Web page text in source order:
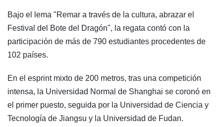
Bajo el lema "Remar a través de la cultura, abrazar el
Festival del Bote del Dragón", la regata contó con la
participación de más de 790 estudiantes procedentes de
102 países.
En el esprint mixto de 200 metros, tras una competición
intensa, la Universidad Normal de Shanghai se coronó en
el primer puesto, seguida por la Universidad de Ciencia y
Tecnología de Jiangsu y la Universidad de Fudan.